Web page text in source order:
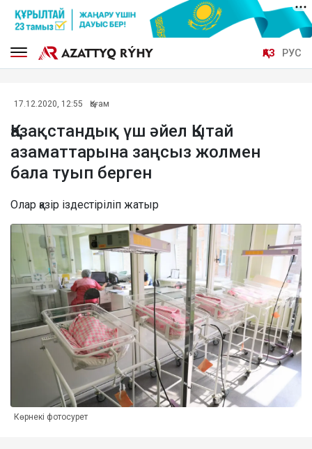
ҚАЗ РУС
17.12.2020, 12:55 Қоғам
Қазақстандық үш әйел Қытай
азаматтарына заңсыз жолмен
бала туып берген
Олар қазір іздестіріліп жатыр
Көрнекі фотосурет